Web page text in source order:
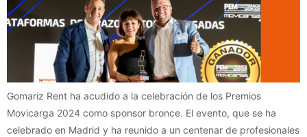
Gomariz Rent ha acudido a la celebración de los Premios
Movicarga 2024 como sponsor bronce. El evento, que se ha
celebrado en Madrid y ha reunido a un centenar de profesionales